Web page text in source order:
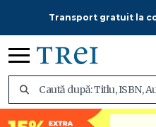
Transport gratuit la